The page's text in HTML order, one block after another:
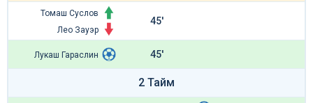
Томаш Суслов
Лео Зауэр
45'
Лукаш Гараслин 45'
2 Тайм